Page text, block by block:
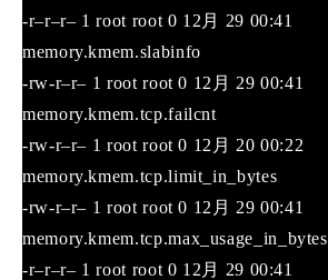
-r–r–r– 1 root root 0 12月 29 00:41
memory.kmem.slabinfo
-rw-r–r– 1 root root 0 12月 29 00:41
memory.kmem.tcp.failcnt
-rw-r–r– 1 root root 0 12月 20 00:22
memory.kmem.tcp.limit_in_bytes
-rw-r–r– 1 root root 0 12月 29 00:41
memory.kmem.tcp.max_usage_in_bytes
-r–r–r– 1 root root 0 12月 29 00:41